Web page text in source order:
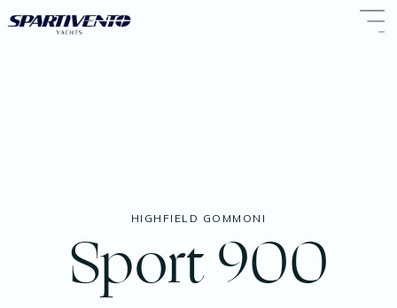
HIGHFIELD GOMMONI
Sport 900